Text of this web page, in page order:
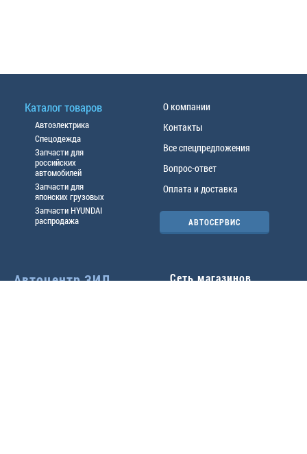
Каталог товаров
Автоэлектрика
Спецодежда
Запчасти для
российских
автомобилей
Запчасти для
японских грузовых
Запчасти HYUNDAI
распродажа
О компании
Контакты
Все спецпредложения
Вопрос-ответ
Оплата и доставка
АВТОСЕРВИС
Автоцентр ЗИЛ
Сеть магазинов